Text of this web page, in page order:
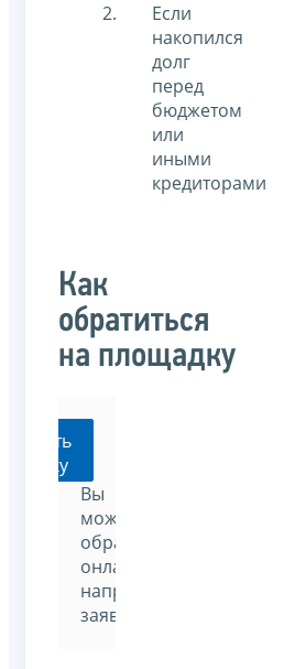
Если
накопился
долг
перед
бюджетом
или
иными
кредиторами
Как
обратиться
на площадку
Подать
заявку
Вы
можете
обратиться
онлайн,
направив
заявку